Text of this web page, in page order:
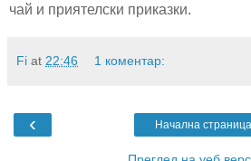
чай и приятелски приказки.
Fi at 22:46 1 коментар:
‹ Начална страница